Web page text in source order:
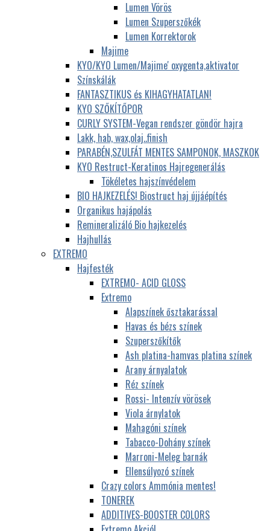
Lumen Vörös
Lumen Szuperszőkék
Lumen Korrektorok
Majime
KYO/KYO Lumen/Majime' oxygenta,aktivator
Színskálák
FANTASZTIKUS és KIHAGYHATATLAN!
KYO SZŐKÍTŐPOR
CURLY SYSTEM-Vegan rendszer göndör hajra
Lakk, hab, wax,olaj..finish
PARABÉN,SZULFÁT MENTES SAMPONOK, MASZKOK
KYO Restruct-Keratinos Hajregenerálás
Tökéletes hajszínvédelem
BIO HAJKEZELÉS! Biostruct haj újjáépítés
Organikus hajápolás
Remineralizáló Bio hajkezelés
Hajhullás
EXTREMO
Hajfesték
EXTREMO- ACID GLOSS
Extremo
Alapszínek ősztakarással
Havas és bézs színek
Szuperszőkítők
Ash platina-hamvas platina színek
Arany árnyalatok
Réz színek
Rossi- Intenzív vörösek
Viola árnylatok
Mahagóni színek
Tabacco-Dohány színek
Marroni-Meleg barnák
Ellensúlyozó színek
Crazy colors Ammónia mentes!
TONEREK
ADDITIVES-BOOSTER COLORS